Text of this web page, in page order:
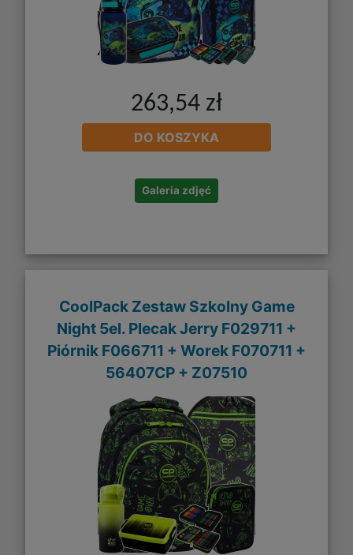
263,54 zł
DO KOSZYKA
Galeria zdjęć
CoolPack Zestaw Szkolny Game
Night 5el. Plecak Jerry F029711 +
Piórnik F066711 + Worek F070711 +
56407CP + Z07510